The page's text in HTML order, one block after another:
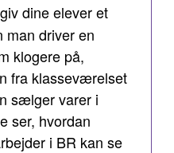
dine elever et
man driver en
klogere på,
fra klasseværelset
sælger varer i
ser, hvordan
i BR kan se